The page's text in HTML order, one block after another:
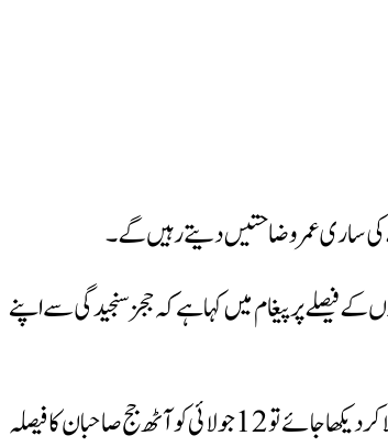
پر پیغام میں کہا ہے کہ ججز سنجیدگی سے اپنے
عرفان صدیقی نے مزید لکھا کہ سرکردہ آئینی ماہرین کی رائے اور پاکستان بار کونسل کی حالیہ قرارداد کو پشاور ہائی کورٹ کے پانچ رُکنی بینچ کے متفقہ فیصلے سے ملا کر دیکھا جائے تو 12 جولائی کو آٹھ جج صاحبان کا فیصلہ